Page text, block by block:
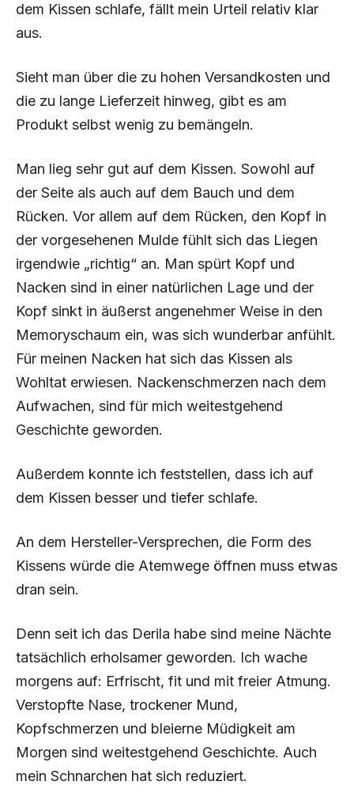
dem Kissen schlafe, fällt mein Urteil relativ klar
aus.
Sieht man über die zu hohen Versandkosten und
die zu lange Lieferzeit hinweg, gibt es am
Produkt selbst wenig zu bemängeln.
Man lieg sehr gut auf dem Kissen. Sowohl auf
der Seite als auch auf dem Bauch und dem
Rücken. Vor allem auf dem Rücken, den Kopf in
der vorgesehenen Mulde fühlt sich das Liegen
irgendwie „richtig“ an. Man spürt Kopf und
Nacken sind in einer natürlichen Lage und der
Kopf sinkt in äußerst angenehmer Weise in den
Memoryschaum ein, was sich wunderbar anfühlt.
Für meinen Nacken hat sich das Kissen als
Wohltat erwiesen. Nackenschmerzen nach dem
Aufwachen, sind für mich weitestgehend
Geschichte geworden.
Außerdem konnte ich feststellen, dass ich auf
dem Kissen besser und tiefer schlafe.
An dem Hersteller-Versprechen, die Form des
Kissens würde die Atemwege öffnen muss etwas
dran sein.
Denn seit ich das Derila habe sind meine Nächte
tatsächlich erholsamer geworden. Ich wache
morgens auf: Erfrischt, fit und mit freier Atmung.
Verstopfte Nase, trockener Mund,
Kopfschmerzen und bleierne Müdigkeit am
Morgen sind weitestgehend Geschichte. Auch
mein Schnarchen hat sich reduziert.